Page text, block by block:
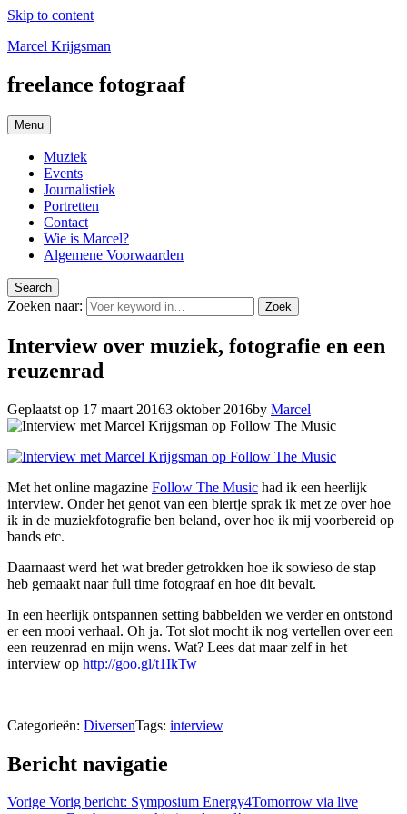
Skip to content
Marcel Krijgsman
freelance fotograaf
Menu
Muziek
Events
Journalistiek
Portretten
Contact
Wie is Marcel?
Algemene Voorwaarden
Search
Zoeken naar: Zoek
Interview over muziek, fotografie en een
reuzenrad
Geplaatst op 17 maart 20163 oktober 2016by Marcel
Met het online magazine Follow The Music had ik een heerlijk
interview. Onder het genot van een biertje sprak ik met ze over hoe
ik in de muziekfotografie ben beland, over hoe ik mij voorbereid op
bands etc.
Daarnaast werd het wat breder getrokken hoe ik sowieso de stap
heb gemaakt naar full time fotograaf en hoe dit bevalt.
In een heerlijk ontspannen setting babbelden we verder en ontstond
er een mooi verhaal. Oh ja. Tot slot mocht ik nog vertellen over een
een reuzenrad en mijn wens. Wat? Lees dat maar zelf in het
interview op http://goo.gl/t1IkTw
Categorieën: DiversenTags: interview
Bericht navigatie
Vorige Vorig bericht: Symposium Energy4Tomorrow via live